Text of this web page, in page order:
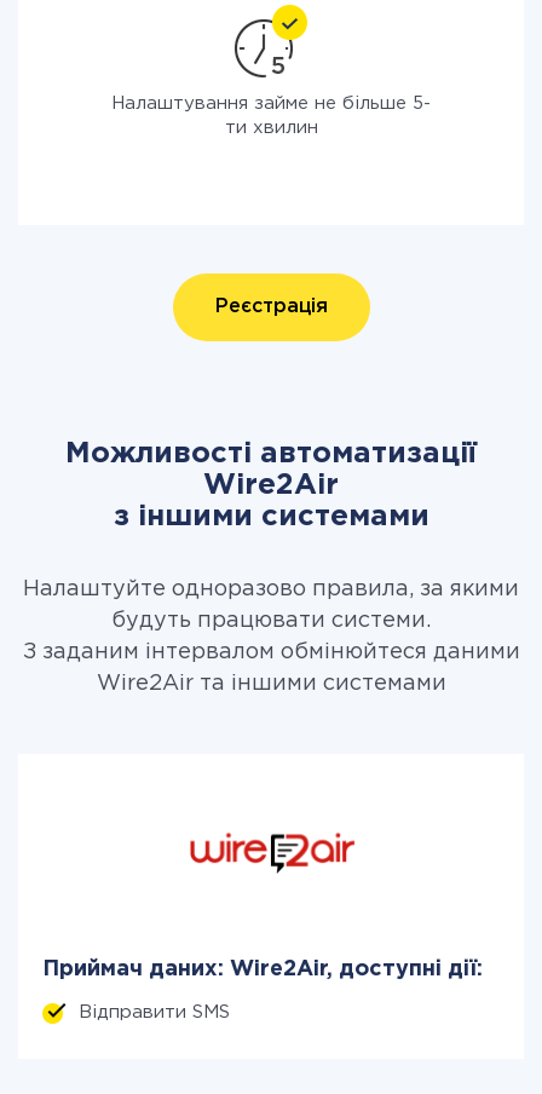
Налаштування займе не більше 5-
ти хвилин
Реєстрація
Можливості автоматизації
Wire2Air
з іншими системами
Налаштуйте одноразово правила, за якими
будуть працювати системи.
З заданим інтервалом обмінюйтеся даними
Wire2Air та іншими системами
Приймач даних: Wire2Air, доступні дії:
Відправити SMS